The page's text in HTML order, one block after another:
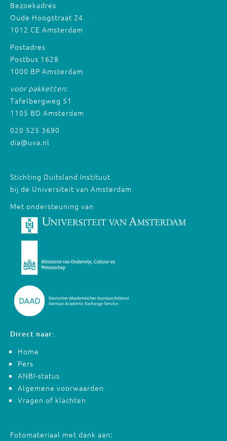
Bezoekadres
Oude Hoogstraat 24
1012 CE Amsterdam
Postadres
Postbus 1628
1000 BP Amsterdam
voor pakketten:
Tafelbergweg 51
1105 BD Amsterdam
020 525 3690
dia@uva.nl
Stichting Duitsland Instituut
bij de Universiteit van Amsterdam
Met ondersteuning van
Direct naar:
Home
Pers
ANBI-status
Algemene voorwaarden
Vragen of klachten
Fotomateriaal met dank aan: